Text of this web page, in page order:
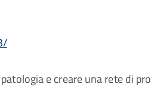
e creare una rete di